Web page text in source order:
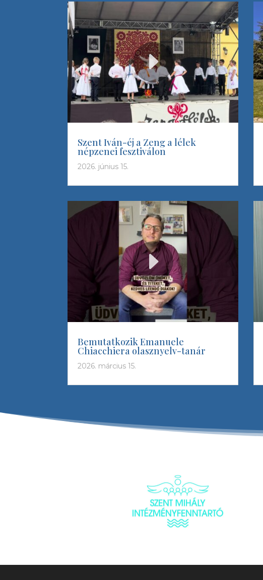
Szent Iván-éj a Zeng a lélek
népzenei fesztiválon
2026. június 15.
Bemutatkozik Emanuele
Chiacchiera olasznyelv-tanár
2026. március 15.